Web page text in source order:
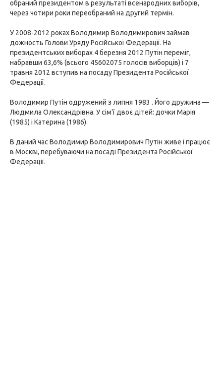
обраний президентом в результаті всенародних виборів,
через чотири роки переобраний на другий термін.
У 2008-2012 роках Володимир Володимирович займав
дожность Голови Уряду Російської Федерації. На
президентських виборах 4 березня 2012 Путін переміг,
набравши 63,6% (всього 45602075 голосів виборців) і 7
травня 2012 вступив на посаду Президента Російської
Федерації.
Володимир Путін одружений з липня 1983 . Його дружина —
Людмила Олександрівна. У сім'ї двоє дітей: дочки Марія
(1985) і Катерина (1986).
В даний час Володимир Володимирович Путін живе і працює
в Москві, перебуваючи на посаді Президента Російської
Федерації.